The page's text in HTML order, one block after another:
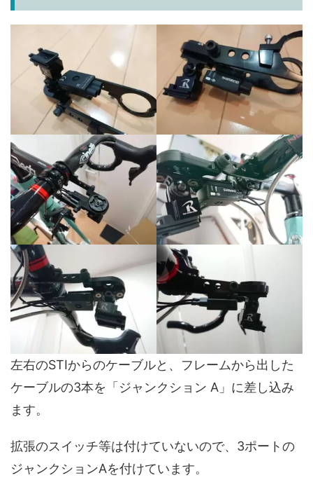
左右のSTIからのケーブルと、フレームから出した
ケーブルの3本を「ジャンクション A」に差し込み
ます。
拡張のスイッチ等は付けていないので、3ポートの
ジャンクションAを付けています。